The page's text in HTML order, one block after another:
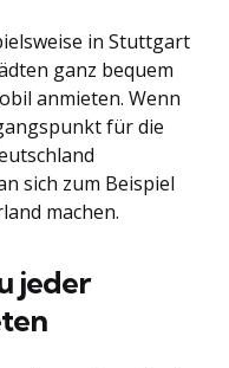
in Stuttgart
ganz bequem
anmieten. Wenn
für die
sich zum Beispiel
machen.
jeder